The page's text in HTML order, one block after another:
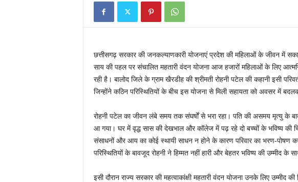
छत्तीसगढ़ सरकार की जनकल्याणकारी योजनाएं प्रदेश की महिलाओं के जीवन में
साय की पहल पर संचालित महतारी वंदन योजना आज हजारों महिलाओं के लिए
रही है। बालोद जिले के ग्राम खैरडीह की श्रीमती रोहनी पटेल की कहानी इसी
जिन्होंने कठिन परिस्थितियों के बीच इस योजना से मिली सहायता को अवसर में
रोहनी पटेल का जीवन लंबे समय तक संघर्षों से भरा रहा। पति की असमय मृत्यु के बाद
आ गया। घर में वृद्ध सास की देखभाल और कॉलेज में पढ़ रहे दो बच्चों के भविष्य की
संसाधनों और आय का कोई स्थायी साधन न होने के कारण परिवार का भरण-पोषण
परिस्थितियों के बावजूद रोहनी ने हिम्मत नहीं हारी और बेहतर भविष्य की उम्मीद के
इसी दौरान राज्य सरकार की महत्वाकांक्षी महतारी वंदन योजना उनके लिए